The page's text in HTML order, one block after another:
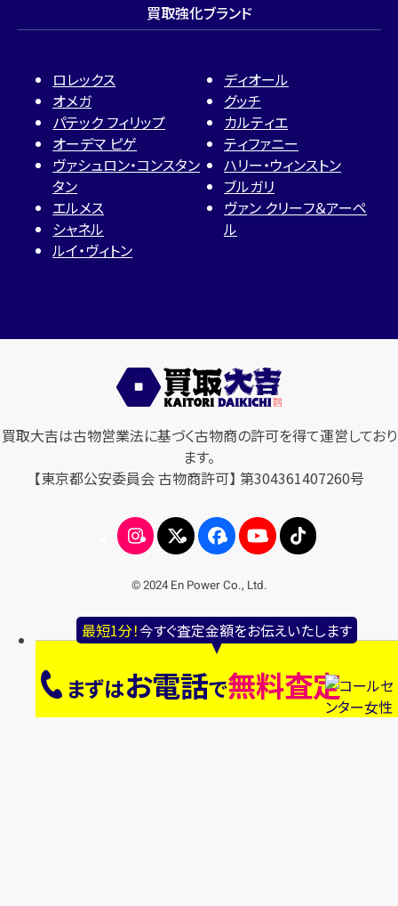
最短1分！今すぐ査定金額をお伝えいたします
まずはお電話で無料査定
買取強化ブランド
ロレックス
オメガ
パテック フィリップ
オーデマ ピゲ
ヴァシュロン・コンスタン
タン
エルメス
シャネル
ルイ・ヴィトン
ディオール
グッチ
カルティエ
ティファニー
ハリー・ウィンストン
ブルガリ
ヴァン クリーフ＆アーペ
ル
買取大吉は古物営業法に基づく古物商の許可を得て運営しており
ます。
【東京都公安委員会 古物商許可】 第304361407260号
© 2024 En Power Co., Ltd.